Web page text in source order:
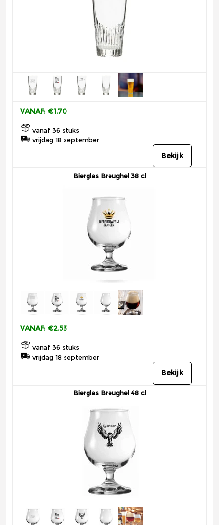
VANAF: €1.70
vanaf 36 stuks
vrijdag 18 september
Bekijk
Bierglas Breughel 38 cl
VANAF: €2.53
vanaf 36 stuks
vrijdag 18 september
Bekijk
Bierglas Breughel 48 cl